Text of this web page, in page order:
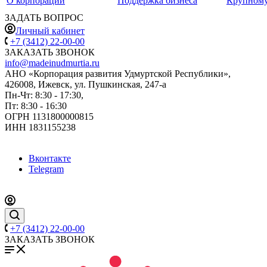
ЗАДАТЬ ВОПРОС
Личный кабинет
+7 (3412) 22-00-00
ЗАКАЗАТЬ ЗВОНОК
info@madeinudmurtia.ru
АНО «Корпорация развития Удмуртской Республики»,
426008, Ижевск, ул. Пушкинская, 247-а
Пн-Чт: 8:30 - 17:30,
Пт: 8:30 - 16:30
ОГРН 1131800000815
ИНН 1831155238
Вконтакте
Telegram
+7 (3412) 22-00-00
ЗАКАЗАТЬ ЗВОНОК